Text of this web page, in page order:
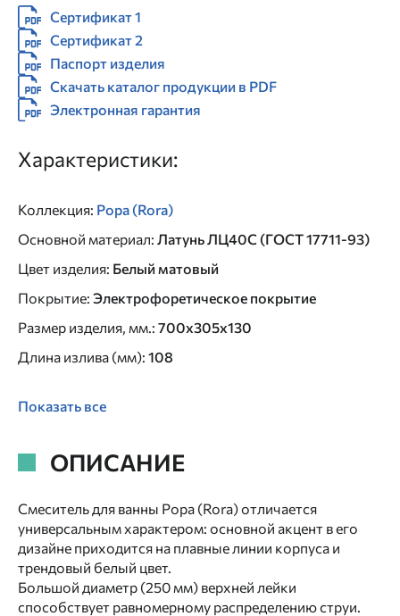
Сертификат 1
Сертификат 2
Паспорт изделия
Скачать каталог продукции в PDF
Электронная гарантия
Характеристики:
Коллекция: Рора (Rora)
Основной материал: Латунь ЛЦ40C (ГОСТ 17711-93)
Цвет изделия: Белый матовый
Покрытие: Электрофоретическое покрытие
Размер изделия, мм.: 700x305x130
Длина излива (мм): 108
Показать все
ОПИСАНИЕ
Смеситель для ванны Рора (Rora) отличается
универсальным характером: основной акцент в его
дизайне приходится на плавные линии корпуса и
трендовый белый цвет.
Большой диаметр (250 мм) верхней лейки
способствует равномерному распределению струи.